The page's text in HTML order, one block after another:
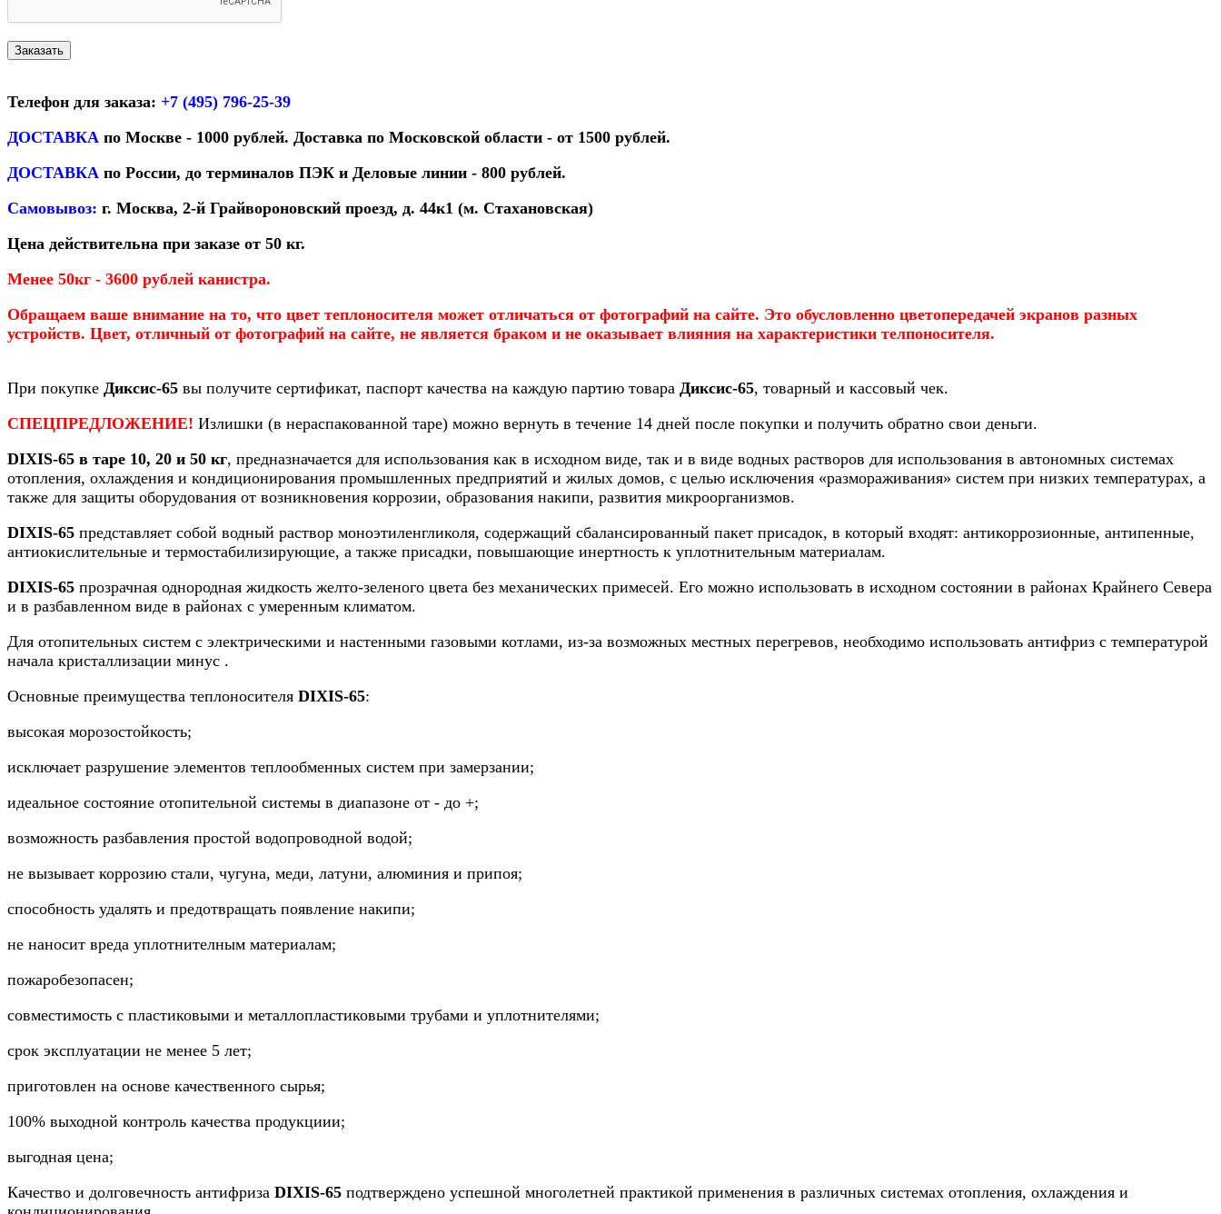
Телефон для заказа: +7 (495) 796-25-39
ДОСТАВКА по Москве - 1000 рублей. Доставка по Московской области - от 1500 рублей.
ДОСТАВКА по России, до терминалов ПЭК и Деловые линии - 800 рублей.
Самовывоз: г. Москва, 2-й Грайвороновский проезд, д. 44к1 (м. Стахановская)
Цена действительна при заказе от 50 кг.
Менее 50кг - 3600 рублей канистра.
Обращаем ваше внимание на то, что цвет теплоносителя может отличаться от фотографий на сайте. Это обусловленно цветопередачей экранов разных
устройств. Цвет, отличный от фотографий на сайте, не является браком и не оказывает влияния на характеристики телпоносителя.
При покупке Диксис-65 вы получите сертификат, паспорт качества на каждую партию товара Диксис-65, товарный и кассовый чек.
СПЕЦПРЕДЛОЖЕНИЕ! Излишки (в нераспакованной таре) можно вернуть в течение 14 дней после покупки и получить обратно свои деньги.
DIXIS-65 в таре 10, 20 и 50 кг, предназначается для использования как в исходном виде, так и в виде водных растворов для использования в автономных системах
отопления, охлаждения и кондиционирования промышленных предприятий и жилых домов, с целью исключения «размораживания» систем при низких температурах, а
также для защиты оборудования от возникновения коррозии, образования накипи, развития микроорганизмов.
DIXIS-65 представляет собой водный раствор моноэтиленгликоля, содержащий сбалансированный пакет присадок, в который входят: антикоррозионные, антипенные,
антиокислительные и термостабилизирующие, а также присадки, повышающие инертность к уплотнительным материалам.
DIXIS-65 прозрачная однородная жидкость желто-зеленого цвета без механических примесей. Его можно использовать в исходном состоянии в районах Крайнего Севера
и в разбавленном виде в районах с умеренным климатом.
Для отопительных систем с электрическими и настенными газовыми котлами, из-за возможных местных перегревов, необходимо использовать антифриз с температурой
начала кристаллизации минус .
Основные преимущества теплоносителя DIXIS-65:
высокая морозостойкость;
исключает разрушение элементов теплообменных систем при замерзании;
идеальное состояние отопительной системы в диапазоне от - до +;
возможность разбавления простой водопроводной водой;
не вызывает коррозию стали, чугуна, меди, латуни, алюминия и припоя;
способность удалять и предотвращать появление накипи;
не наносит вреда уплотнителным материалам;
пожаробезопасен;
совместимость с пластиковыми и металлопластиковыми трубами и уплотнителями;
срок эксплуатации не менее 5 лет;
приготовлен на основе качественного сырья;
100% выходной контроль качества продукциии;
выгодная цена;
Качество и долговечность антифриза DIXIS-65 подтверждено успешной многолетней практикой применения в различных системах отопления, охлаждения и